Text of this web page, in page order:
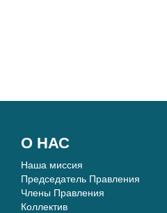
О НАС
Наша миссия
Председатель Правления
Члены Правления
Коллектив